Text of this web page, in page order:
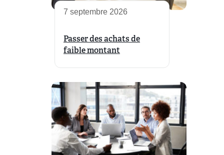
7 septembre 2026
Passer des achats de
faible montant